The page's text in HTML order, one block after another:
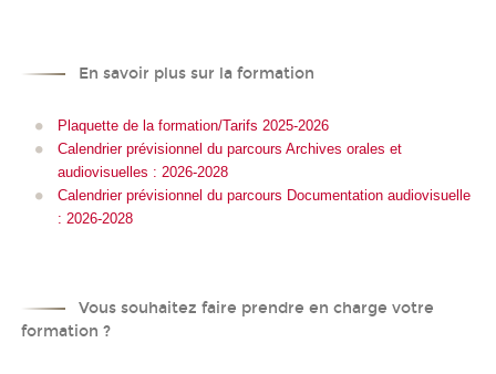
En savoir plus sur la formation
Plaquette de la formation/Tarifs 2025-2026
Calendrier prévisionnel du parcours Archives orales et
audiovisuelles : 2026-2028
Calendrier prévisionnel du parcours Documentation audiovisuelle
: 2026-2028
Vous souhaitez faire prendre en charge votre
formation ?